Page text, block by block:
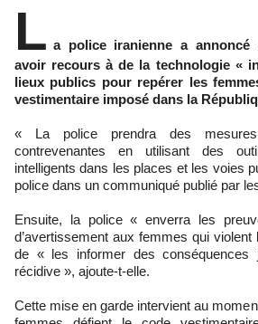
L a police iranienne a annoncé
avoir recours à de la technologie «
lieux publics pour repérer les
vestimentaire imposé dans la
« La police prendra des
contrevenantes en utilisant des
intelligents dans les places et les voies
police dans un communiqué publié par
Ensuite, la police « enverra les
d’avertissement aux femmes qui
de « les informer des conséquences
récidive », ajoute-t-elle.
Cette mise en garde intervient au